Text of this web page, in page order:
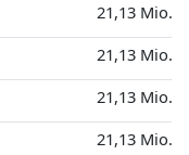
21,13 Mio.
21,13 Mio.
21,13 Mio.
21,13 Mio.